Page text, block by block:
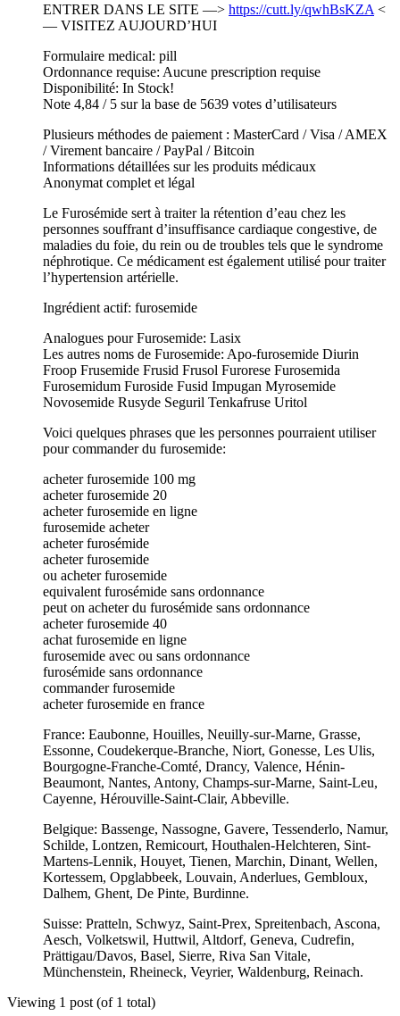
ENTRER DANS LE SITE —> https://cutt.ly/qwhBsKZA <
— VISITEZ AUJOURD’HUI
Formulaire medical: pill
Ordonnance requise: Aucune prescription requise
Disponibilité: In Stock!
Note 4,84 / 5 sur la base de 5639 votes d’utilisateurs
Plusieurs méthodes de paiement : MasterCard / Visa / AMEX
/ Virement bancaire / PayPal / Bitcoin
Informations détaillées sur les produits médicaux
Anonymat complet et légal
Le Furosémide sert à traiter la rétention d’eau chez les
personnes souffrant d’insuffisance cardiaque congestive, de
maladies du foie, du rein ou de troubles tels que le syndrome
néphrotique. Ce médicament est également utilisé pour traiter
l’hypertension artérielle.
Ingrédient actif: furosemide
Analogues pour Furosemide: Lasix
Les autres noms de Furosemide: Apo-furosemide Diurin
Froop Frusemide Frusid Frusol Furorese Furosemida
Furosemidum Furoside Fusid Impugan Myrosemide
Novosemide Rusyde Seguril Tenkafruse Uritol
Voici quelques phrases que les personnes pourraient utiliser
pour commander du furosemide:
acheter furosemide 100 mg
acheter furosemide 20
acheter furosemide en ligne
furosemide acheter
acheter furosémide
acheter furosemide
ou acheter furosemide
equivalent furosémide sans ordonnance
peut on acheter du furosémide sans ordonnance
acheter furosemide 40
achat furosemide en ligne
furosemide avec ou sans ordonnance
furosémide sans ordonnance
commander furosemide
acheter furosemide en france
France: Eaubonne, Houilles, Neuilly-sur-Marne, Grasse,
Essonne, Coudekerque-Branche, Niort, Gonesse, Les Ulis,
Bourgogne-Franche-Comté, Drancy, Valence, Hénin-
Beaumont, Nantes, Antony, Champs-sur-Marne, Saint-Leu,
Cayenne, Hérouville-Saint-Clair, Abbeville.
Belgique: Bassenge, Nassogne, Gavere, Tessenderlo, Namur,
Schilde, Lontzen, Remicourt, Houthalen-Helchteren, Sint-
Martens-Lennik, Houyet, Tienen, Marchin, Dinant, Wellen,
Kortessem, Opglabbeek, Louvain, Anderlues, Gembloux,
Dalhem, Ghent, De Pinte, Burdinne.
Suisse: Pratteln, Schwyz, Saint-Prex, Spreitenbach, Ascona,
Aesch, Volketswil, Huttwil, Altdorf, Geneva, Cudrefin,
Prättigau/Davos, Basel, Sierre, Riva San Vitale,
Münchenstein, Rheineck, Veyrier, Waldenburg, Reinach.
Viewing 1 post (of 1 total)